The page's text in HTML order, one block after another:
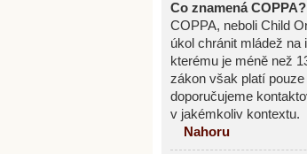
Co znamená COPPA?
COPPA, neboli Child
úkol chránit mládež na
kterému je méně než
zákon však platí
doporučujeme
v jakémkoliv kontextu.
Nahoru